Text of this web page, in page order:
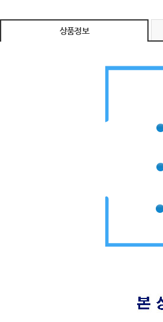
상품정보